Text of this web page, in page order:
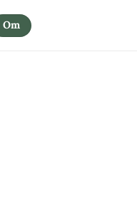
Om